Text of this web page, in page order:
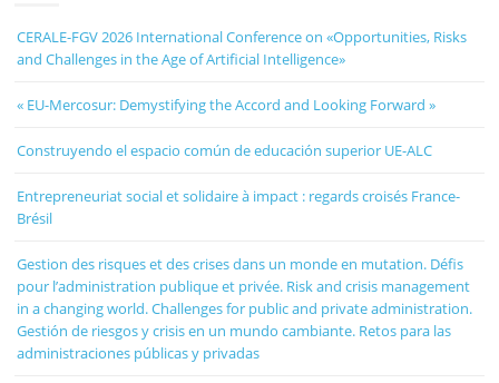
CERALE-FGV 2026 International Conference on «Opportunities, Risks
and Challenges in the Age of Artificial Intelligence»
« EU-Mercosur: Demystifying the Accord and Looking Forward »
Construyendo el espacio común de educación superior UE-ALC
Entrepreneuriat social et solidaire à impact : regards croisés France-
Brésil
Gestion des risques et des crises dans un monde en mutation. Défis
pour l’administration publique et privée. Risk and crisis management
in a changing world. Challenges for public and private administration.
Gestión de riesgos y crisis en un mundo cambiante. Retos para las
administraciones públicas y privadas